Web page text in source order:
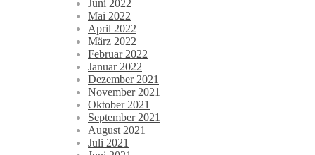
Juni 2022
Mai 2022
April 2022
März 2022
Februar 2022
Januar 2022
Dezember 2021
November 2021
Oktober 2021
September 2021
August 2021
Juli 2021